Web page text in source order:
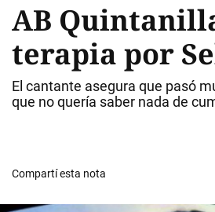
AB
terapia por
El cantante asegura que pasó
que no quería saber nada de
Compartí esta nota